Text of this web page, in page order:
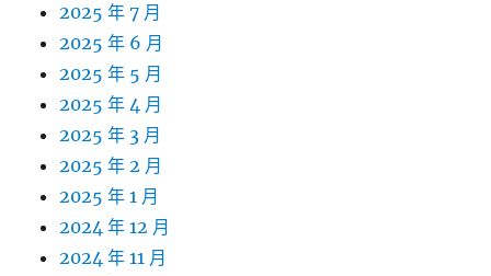
2025 年 7 月
2025 年 6 月
2025 年 5 月
2025 年 4 月
2025 年 3 月
2025 年 2 月
2025 年 1 月
2024 年 12 月
2024 年 11 月